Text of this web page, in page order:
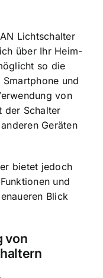
Lichtschalter
über Ihr Heim-
so die
und
von
der Schalter
Geräten
bietet jedoch
und
Blick
von